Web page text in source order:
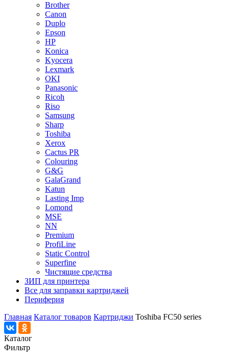
Brother
Canon
Duplo
Epson
HP
Konica
Kyocera
Lexmark
OKI
Panasonic
Ricoh
Riso
Samsung
Sharp
Toshiba
Xerox
Cactus PR
Colouring
G&G
GalaGrand
Katun
Lasting Imp
Lomond
MSE
NN
Premium
ProfiLine
Static Control
Superfine
Чистящие средства
ЗИП для принтера
Все для заправки картриджей
Периферия
Главная Каталог товаров Картриджи Toshiba FC50 series
Каталог
Фильтр